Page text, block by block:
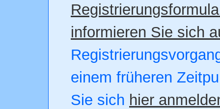
informieren Sie sich
einem früheren
Sie sich hier